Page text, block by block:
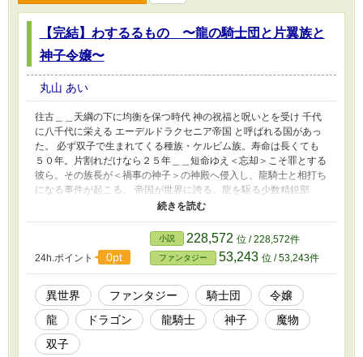
【完結】わするるもの 〜龍の騎士団と片翼族と
神子令嬢〜
丸山 あい
往古＿＿天綱の下に均衡を保つ時代 神の祝福と呪いとを受け 千代
に八千代に栄える エーデルドラクセニア帝国 と呼ばれる国があっ
た。 必ず双子で生まれてくる種族・ケルビム族。寿命は長くても
５０年。片割れだけなら２５年＿＿短命ゆえ＜忘却＞こそ罪とする
彼ら。その族長が＜禍事の神子＞の神殿へ侵入し、龍騎士と相打ち
になる事件が起こる。 帝国が世界に誇る、龍を駆る少数精鋭部
隊・＜龍帝従騎士団＞に所属する龍騎士ロンフォール。 ある日気
いる状況を把握する間もなく、突然の殺気とともに現れる魔物。
窮地に陥った時、現れたのは一匹の白い大きな犬と、その犬に導か
れて現れたケルビム族の一味だった。 そこで自分が記憶喪失して
いる事実に気づく＿＿。 どうして彼は草原に放り出されていたの
か。 謀略に嵌っているのか、それともただ出奔しただけなのか。
出奔したのならば何故なのか。 これは黄昏の時代、宿命と天綱に
足掻くものどもの物語。 ※区切りがよいので、これでひとまず完
結といたします。同じ世界観を使った物語(異世界恋愛)で公開して
おります。→「訳あり追放令嬢と暇騎士の夢の緒の」 ※他サイト
24h.ポイント 0pt
小説 228,572 位 / 228,572件
ファンタジー 53,243 位 / 53,243件
異世界 ファンタジー 騎士団
令嬢
龍
ドラゴン 龍騎士 神子
魔物
双子